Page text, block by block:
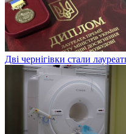
Дві чернігівки стали